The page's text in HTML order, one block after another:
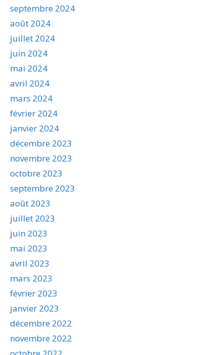
septembre 2024
août 2024
juillet 2024
juin 2024
mai 2024
avril 2024
mars 2024
février 2024
janvier 2024
décembre 2023
novembre 2023
octobre 2023
septembre 2023
août 2023
juillet 2023
juin 2023
mai 2023
avril 2023
mars 2023
février 2023
janvier 2023
décembre 2022
novembre 2022